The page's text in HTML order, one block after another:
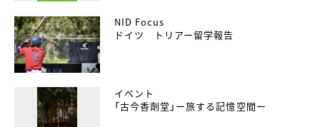
NID Focus
ドイツ トリアー留学報告
イベント
「古今香劑堂」ー旅する記憶空間ー